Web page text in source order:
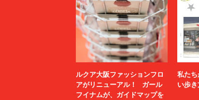
ルクア大阪ファッションフロ
アがリニューアル！ ガール
フイナムが、ガイドマップを
私た
い歩き